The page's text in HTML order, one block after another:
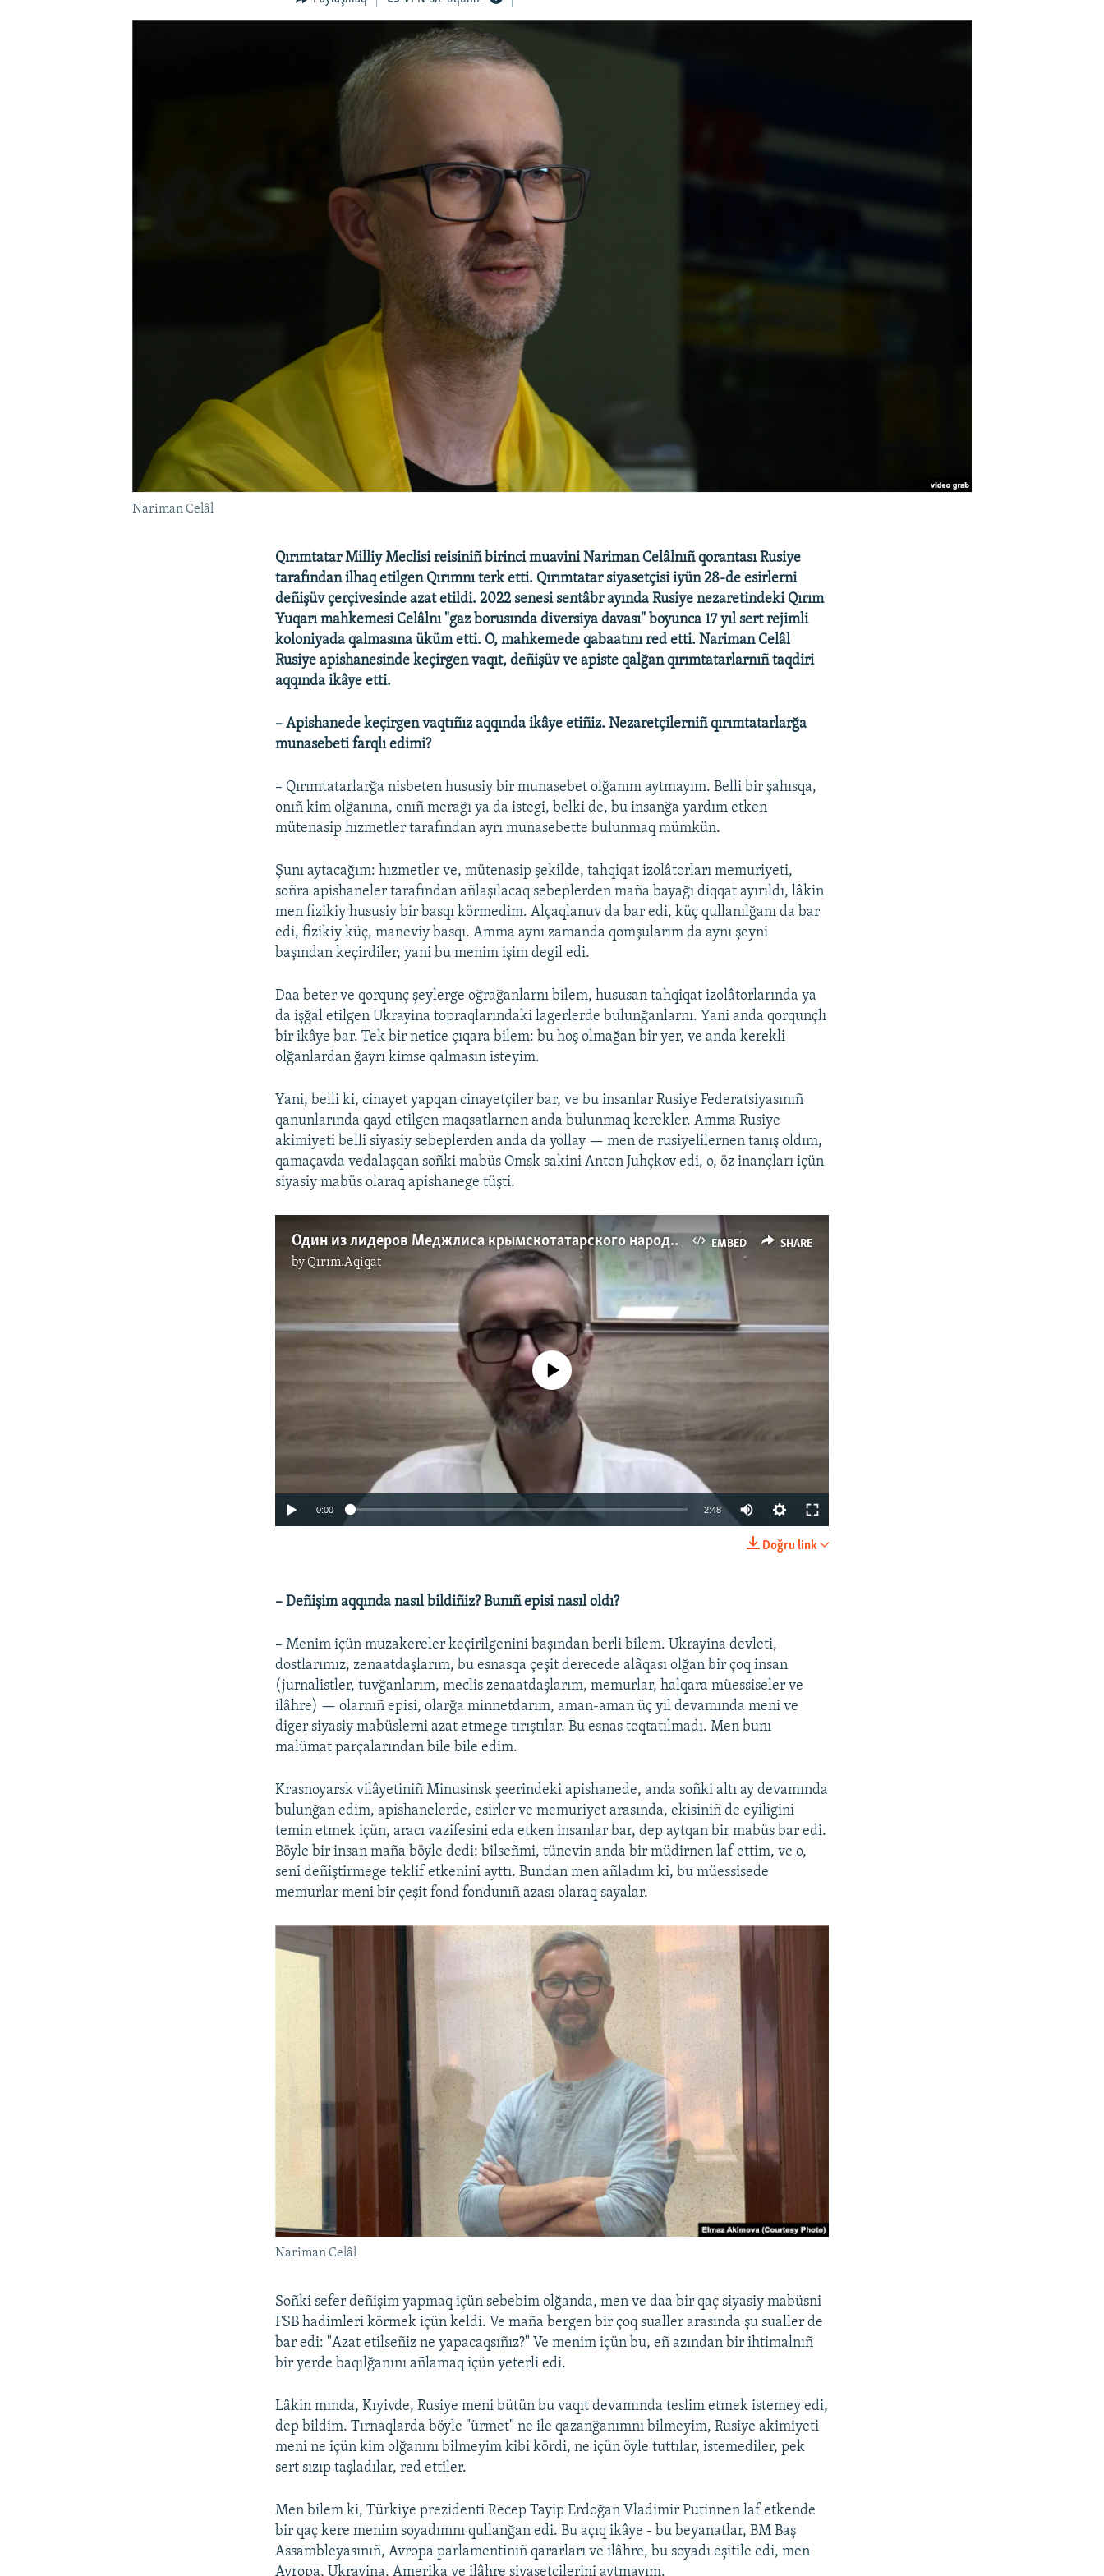
Nariman Celâl
Qırımtatar Milliy Meclisi reisiniñ birinci muavini Nariman Celâlnıñ qorantası Rusiye
tarafından ilhaq etilgen Qırımnı terk etti. Qırımtatar siyasetçisi iyün 28-de esirlerni
deñişüv çerçivesinde azat etildi. 2022 senesi sentâbr ayında Rusiye nezaretindeki Qırım
Yuqarı mahkemesi Celâlnı "gaz borusında diversiya davası" boyunca 17 yıl sert rejimli
koloniyada qalmasına üküm etti. O, mahkemede qabaatını red etti. Nariman Celâl
Rusiye apishanesinde keçirgen vaqıt, deñişüv ve apiste qalğan qırımtatarlarnıñ taqdiri
aqqında ikâye etti.
– Apishanede keçirgen vaqtıñız aqqında ikâye etiñiz. Nezaretçilerniñ qırımtatarlarğa
munasebeti farqlı edimi?
– Qırımtatarlarğa nisbeten hususiy bir munasebet olğanını aytmayım. Belli bir şahısqa,
onıñ kim olğanına, onıñ merağı ya da istegi, belki de, bu insanğa yardım etken
mütenasip hızmetler tarafından ayrı munasebette bulunmaq mümkün.
Şunı aytacağım: hızmetler ve, mütenasip şekilde, tahqiqat izolâtorları memuriyeti,
soñra apishaneler tarafından añlaşılacaq sebeplerden maña bayağı diqqat ayırıldı, lâkin
men fizikiy hususiy bir basqı körmedim. Alçaqlanuv da bar edi, küç qullanılğanı da bar
edi, fizikiy küç, maneviy basqı. Amma aynı zamanda qomşularım da aynı şeyni
başından keçirdiler, yani bu menim işim degil edi.
Daa beter ve qorqunç şeylerge oğrağanlarnı bilem, hususan tahqiqat izolâtorlarında ya
da işğal etilgen Ukrayina topraqlarındaki lagerlerde bulunğanlarnı. Yani anda qorqunçlı
bir ikâye bar. Tek bir netice çıqara bilem: bu hoş olmağan bir yer, ve anda kerekli
olğanlardan ğayrı kimse qalmasın isteyim.
Yani, belli ki, cinayet yapqan cinayetçiler bar, ve bu insanlar Rusiye Federatsiyasınıñ
qanunlarında qayd etilgen maqsatlarnen anda bulunmaq kerekler. Amma Rusiye
akimiyeti belli siyasiy sebeplerden anda da yollay — men de rusiyelilernen tanış oldım,
qamaçavda vedalaşqan soñki mabüs Omsk sakini Anton Juhçkov edi, o, öz inançları içün
siyasiy mabüs olaraq apishanege tüşti.
EMBED SHARE
Один из лидеров Меджлиса крымскотатарского народа Нариман Джелял – о российском заключении и своем обмене
byQırım.Aqiqat
SHARE
Auto 240p 360p 480p
720p 1080p
No media source currently available
0:00 2:48
240p
1080p
Doğru link
– Deñişim aqqında nasıl bildiñiz? Bunıñ episi nasıl oldı?
– Menim içün muzakereler keçirilgenini başından berli bilem. Ukrayina devleti,
dostlarımız, zenaatdaşlarım, bu esnasqa çeşit derecede alâqası olğan bir çoq insan
(jurnalistler, tuvğanlarım, meclis zenaatdaşlarım, memurlar, halqara müessiseler ve
ilâhre) — olarnıñ episi, olarğa minnetdarım, aman-aman üç yıl devamında meni ve
diger siyasiy mabüslerni azat etmege tırıştılar. Bu esnas toqtatılmadı. Men bunı
malümat parçalarından bile bile edim.
Krasnoyarsk vilâyetiniñ Minusinsk şeerindeki apishanede, anda soñki altı ay devamında
bulunğan edim, apishanelerde, esirler ve memuriyet arasında, ekisiniñ de eyiligini
temin etmek içün, aracı vazifesini eda etken insanlar bar, dep aytqan bir mabüs bar edi.
Böyle bir insan maña böyle dedi: bilseñmi, tünevin anda bir müdirnen laf ettim, ve o,
seni deñiştirmege teklif etkenini ayttı. Bundan men añladım ki, bu müessisede
memurlar meni bir çeşit fond fondunıñ azası olaraq sayalar.
Nariman Celâl
Soñki sefer deñişim yapmaq içün sebebim olğanda, men ve daa bir qaç siyasiy mabüsni
FSB hadimleri körmek içün keldi. Ve maña bergen bir çoq sualler arasında şu sualler de
bar edi: "Azat etilseñiz ne yapacaqsıñız?" Ve menim içün bu, eñ azından bir ihtimalnıñ
bir yerde baqılğanını añlamaq içün yeterli edi.
Lâkin mında, Kıyivde, Rusiye meni bütün bu vaqıt devamında teslim etmek istemey edi,
dep bildim. Tırnaqlarda böyle "ürmet" ne ile qazanğanımnı bilmeyim, Rusiye akimiyeti
meni ne içün kim olğanını bilmeyim kibi kördi, ne içün öyle tuttılar, istemediler, pek
sert sızıp taşladılar, red ettiler.
Men bilem ki, Türkiye prezidenti Recep Tayip Erdoğan Vladimir Putinnen laf etkende
bir qaç kere menim soyadımnı qullanğan edi. Bu açıq ikâye - bu beyanatlar, BM Baş
Assambleyasınıñ, Avropa parlamentiniñ qararları ve ilâhre, bu soyadı eşitile edi, men
Avropa, Ukrayina, Amerika ve ilâhre siyasetçilerini aytmayım.